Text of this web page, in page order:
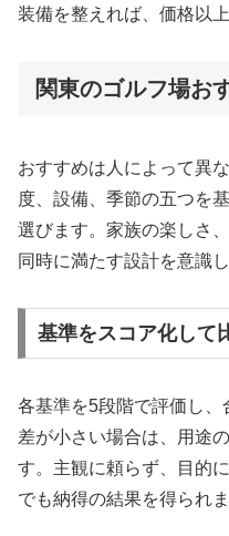
装備を整えれば、価格以
関東のゴルフ場お
おすすめは人によって異
度、設備、季節の五つを
選びます。家族の楽しさ
同時に満たす設計を意識し
基準をスコア化して
各基準を5段階で評価し、
差が小さい場合は、用途
す。主観に頼らず、目的
でも納得の結果を得られま